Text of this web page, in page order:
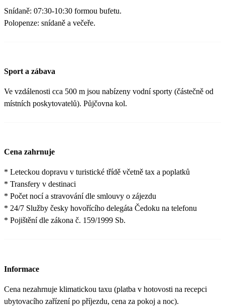
Snídaně: 07:30-10:30 formou bufetu.
Polopenze: snídaně a večeře.
Sport a zábava
Ve vzdálenosti cca 500 m jsou nabízeny vodní sporty (částečně od
místních poskytovatelů). Půjčovna kol.
Cena zahrnuje
* Leteckou dopravu v turistické třídě včetně tax a poplatků
* Transfery v destinaci
* Počet nocí a stravování dle smlouvy o zájezdu
* 24/7 Služby česky hovořícího delegáta Čedoku na telefonu
* Pojištění dle zákona č. 159/1999 Sb.
Informace
Cena nezahrnuje klimatickou taxu (platba v hotovosti na recepci
ubytovacího zařízení po příjezdu, cena za pokoj a noc).